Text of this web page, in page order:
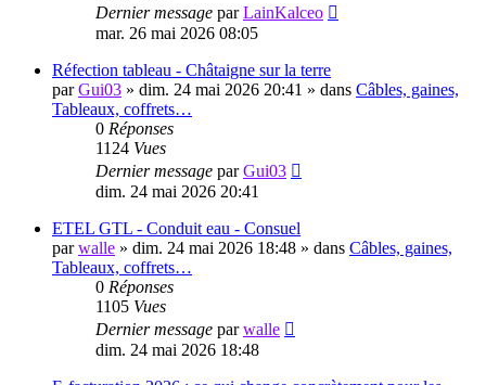
Dernier message parLainKalceo
mar. 26 mai 2026 08:05
Réfection tableau - Châtaigne sur la terre
parGui03 » dim. 24 mai 2026 20:41 » dans Câbles, gaines,
Tableaux, coffrets…
0 Réponses
1124 Vues
Dernier message parGui03
dim. 24 mai 2026 20:41
ETEL GTL - Conduit eau - Consuel
parwalle » dim. 24 mai 2026 18:48 » dans Câbles, gaines,
Tableaux, coffrets…
0 Réponses
1105 Vues
Dernier message parwalle
dim. 24 mai 2026 18:48